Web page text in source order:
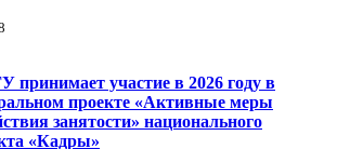
принимает участие в 2026 году в
проекте «Активные меры
занятости» национального
«Кадры»